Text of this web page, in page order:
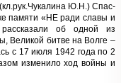
Ю.Н.) Спас-
памяти «НЕ ради славы и
об одной из
Великой битве на Волге –
с 17 июля 1942 года по 2
изменило ход войны и